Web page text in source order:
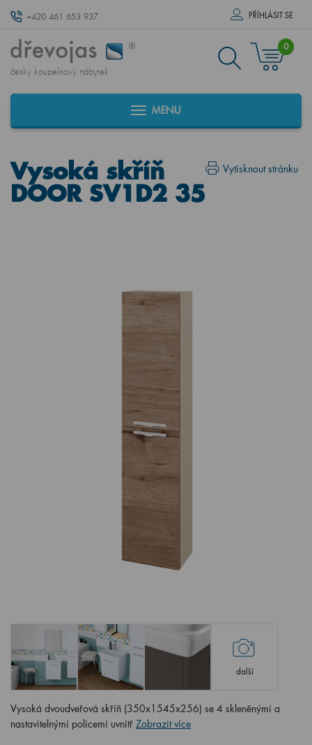
+420 461 653 937 PŘÍHLÁSIT SE
český koupelnový nábytek
0
MENU
Vytisknout stránku
Vysoká skříň
DOOR SV1D2 35
další
Vysoká dvoudveřová skříň (350x1545x256) se 4 skleněnými a
nastavitelnými policemi uvnitř Zobrazit více